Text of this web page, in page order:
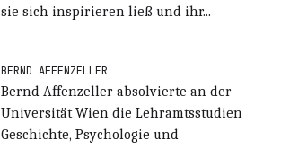
sie sich inspirieren ließ und ihr...
BERND AFFENZELLER
Bernd Affenzeller absolvierte an der
Universität Wien die Lehramtsstudien
Geschichte, Psychologie und